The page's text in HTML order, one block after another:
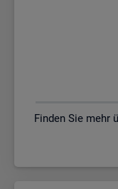
Finden Sie mehr